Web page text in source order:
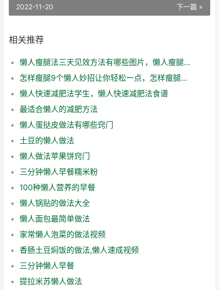
下一篇 »
2022-11-20
相关推荐
懒人瘦腿法三天见效方法有哪些图片，懒人瘦腿法三天见效方法有哪些视频
怎样瘦腿9个懒人妙招让你轻松一点，怎样瘦腿9个懒人妙招让你轻松点
懒人快速减肥法学生，懒人快速减肥法食谱
最适合懒人的减肥方法
懒人蛋挞皮做法有哪些窍门
土豆的懒人做法
懒人做法苹果饼窍门
三分钟懒人早餐糯米粉
100种懒人营养的早餐
懒人锅贴的做法大全
懒人面包最简单做法
家常懒人泡菜的做法视频
香肠土豆焖饭的做法,懒人速成视频
三分钟懒人早餐
提拉米苏懒人做法